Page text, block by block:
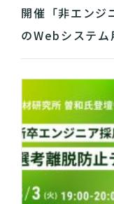
開催「非エンジ
のWebシステム